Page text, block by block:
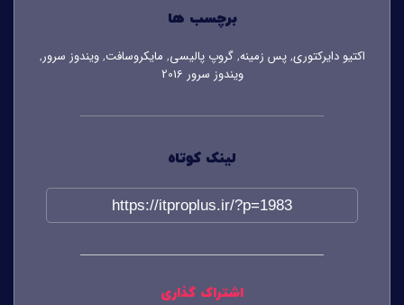
برچسب ها
اکتیو دایرکتوری,پس زمینه,گروپ پالیسی,مایکروسافت,ویندوز سرور,
ویندوز سرور 2016
لینک کوتاه
https://itproplus.ir/?p=1983
اشتراک گذاری